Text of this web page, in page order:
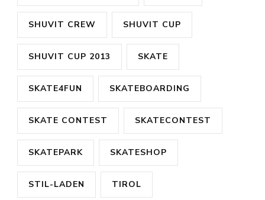
SHUVIT CREW SHUVIT CUP
SHUVIT CUP 2013 SKATE
SKATE4FUN SKATEBOARDING
SKATE CONTEST SKATECONTEST
SKATEPARK SKATESHOP
STIL-LADEN TIROL